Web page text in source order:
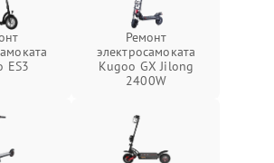
ES3
Ремонт
электросамоката
Kugoo GX Jilong
2400W